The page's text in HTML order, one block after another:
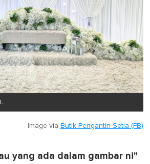
Image via Butik Pengantin Setia (FB)
yang ada dalam gambar ni"